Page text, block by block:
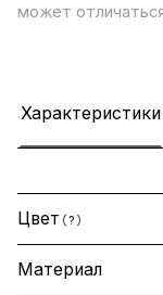
может
Характеристики
Цвет ?
Материал